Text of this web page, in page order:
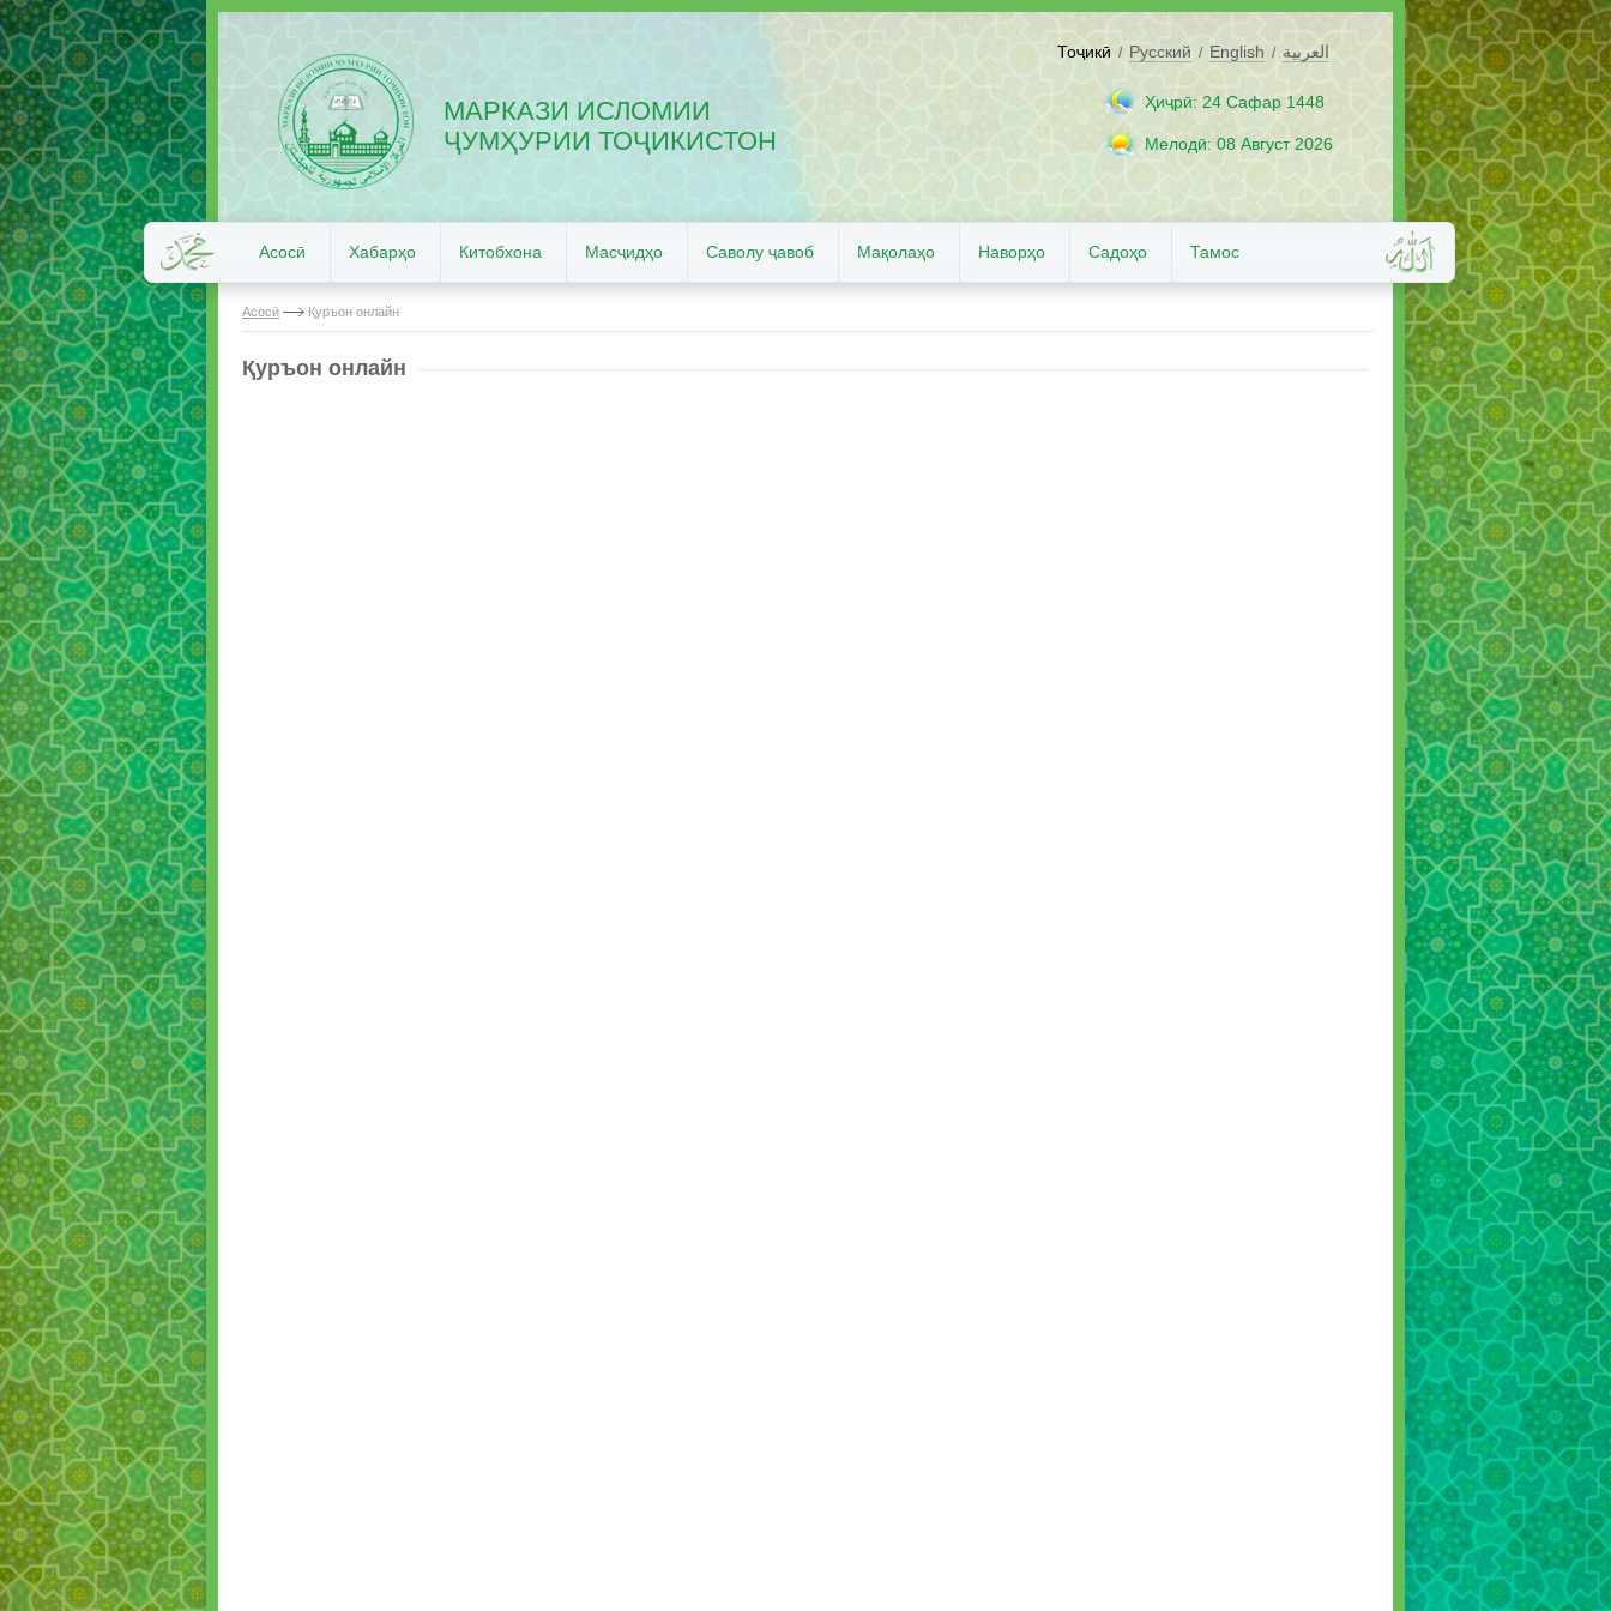
МАРКАЗИ ИСЛОМИИ
ҶУМҲУРИИ ТОҶИКИСТОН
Тоҷикӣ / Русский / English / العربية
Ҳиҷрӣ: 24 Сафар 1448
Мелодӣ: 08 Август 2026
Асосӣ Хабарҳо Китобхона Масҷидҳо Саволу ҷавоб Мақолаҳо Наворҳо Садоҳо Тамос
Асосӣ Қуръон онлайн
Қуръон онлайн